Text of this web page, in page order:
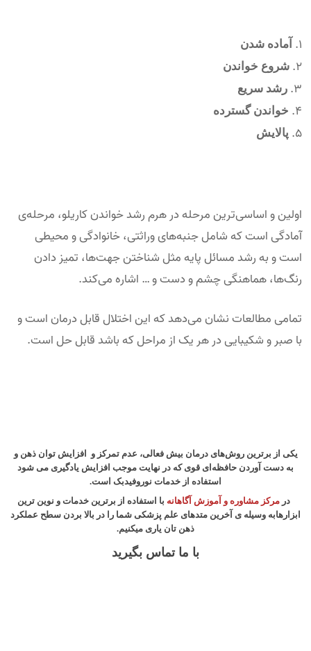
آماده شدن
شروع خواندن
رشد سریع
خواندن گسترده
پالایش
اولین و اساسی‌ترین مرحله در هرم رشد خواندن کاریلو، مرحله‌ی
آمادگی است که شامل جنبه‌های وراثتی، خانوادگی و محیطی
است و به رشد مسائل پایه مثل شناختن جهت‌ها، تمیز دادن
رنگ‌ها، هماهنگی چشم و دست و … اشاره می‌کند.
تمامی مطالعات نشان می‌دهد که این اختلال قابل درمان است و
با صبر و شکیبایی در هر یک از مراحل که باشد قابل حل است.
یکی از برترین روش‌های درمان بیش فعالی، عدم تمرکز و افزایش توان ذهن و
به دست آوردن حافظه‌ای قوی که در نهایت موجب افزایش یادگیری می شود
استفاده از خدمات نوروفیدبک است.
درمرکز مشاوره و آموزش آگاهانه با استفاده از برترین خدمات و نوین ترین
ابزارهابه وسیله ی آخرین متدهای علم پزشکی شما را در بالا بردن سطح عملکرد
ذهن تان یاری میکنیم.
با ما تماس بگیرید